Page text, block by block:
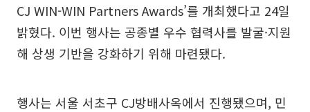
CJ WIN-WIN Partners Awards’를 개최했다고 24일
밝혔다. 이번 행사는 공종별 우수 협력사를 발굴·지원
해 상생 기반을 강화하기 위해 마련됐다.
행사는 서울 서초구 CJ방배사옥에서 진행됐으며, 민